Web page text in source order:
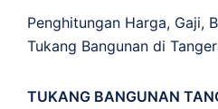
Penghitungan Harga, Gaji,
Tukang Bangunan di
TUKANG BANGUNAN